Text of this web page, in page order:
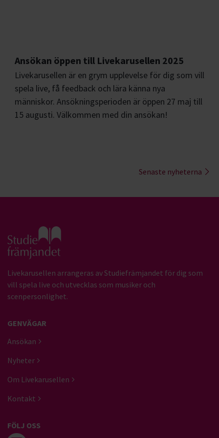
Ansökan öppen till Livekarusellen 2025
Livekarusellen är en grym upplevelse för dig som vill
spela live, få feedback och lära känna nya
människor. Ansökningsperioden är öppen 27 maj till
15 augusti. Välkommen med din ansökan!
Senaste nyheterna
Gå till studiefrämjandets startsida
Livekarusellen arrangeras av Studiefrämjandet för dig som
vill spela live och utvecklas som musiker och
scenpersonlighet.
GENVÄGAR
Ansökan
Nyheter
Om Livekarusellen
Kontakt
FÖLJ OSS